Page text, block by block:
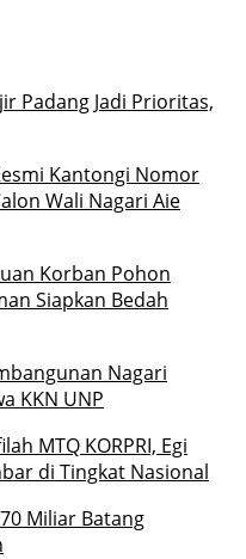
Padang Jadi Prioritas,
Kantongi Nomor
Wali Nagari Aie
Korban Pohon
Siapkan Bedah
Nagari
KKN UNP
MTQ KORPRI, Egi
di Tingkat Nasional
Miliar Batang